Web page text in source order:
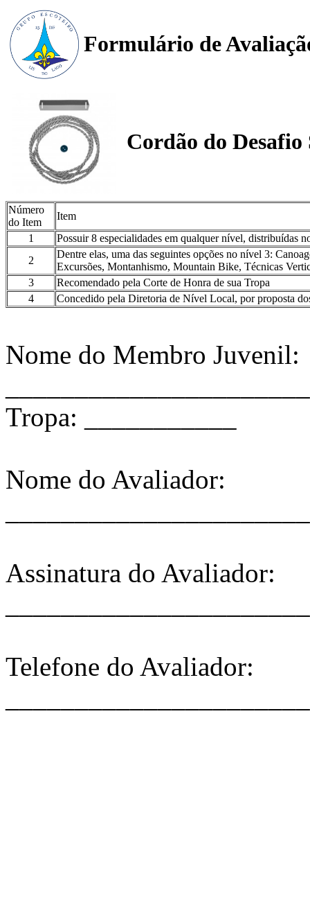
Formulário de
Cordão do Desafio
Número
do Item
Item
1
Possuir 8 especialidades em qualquer nível, distribuídas
2
Dentre elas, uma das seguintes opções no nível 3:
Excursões, Montanhismo, Mountain Bike, Técnicas
3
Recomendado pela Corte de Honra de sua Tropa
4
Concedido pela Diretoria de Nível Local, por proposta
Nome do Membro Juvenil:
Tropa: ___________
Nome do Avaliador:
Assinatura do Avaliador:
Telefone do Avaliador: